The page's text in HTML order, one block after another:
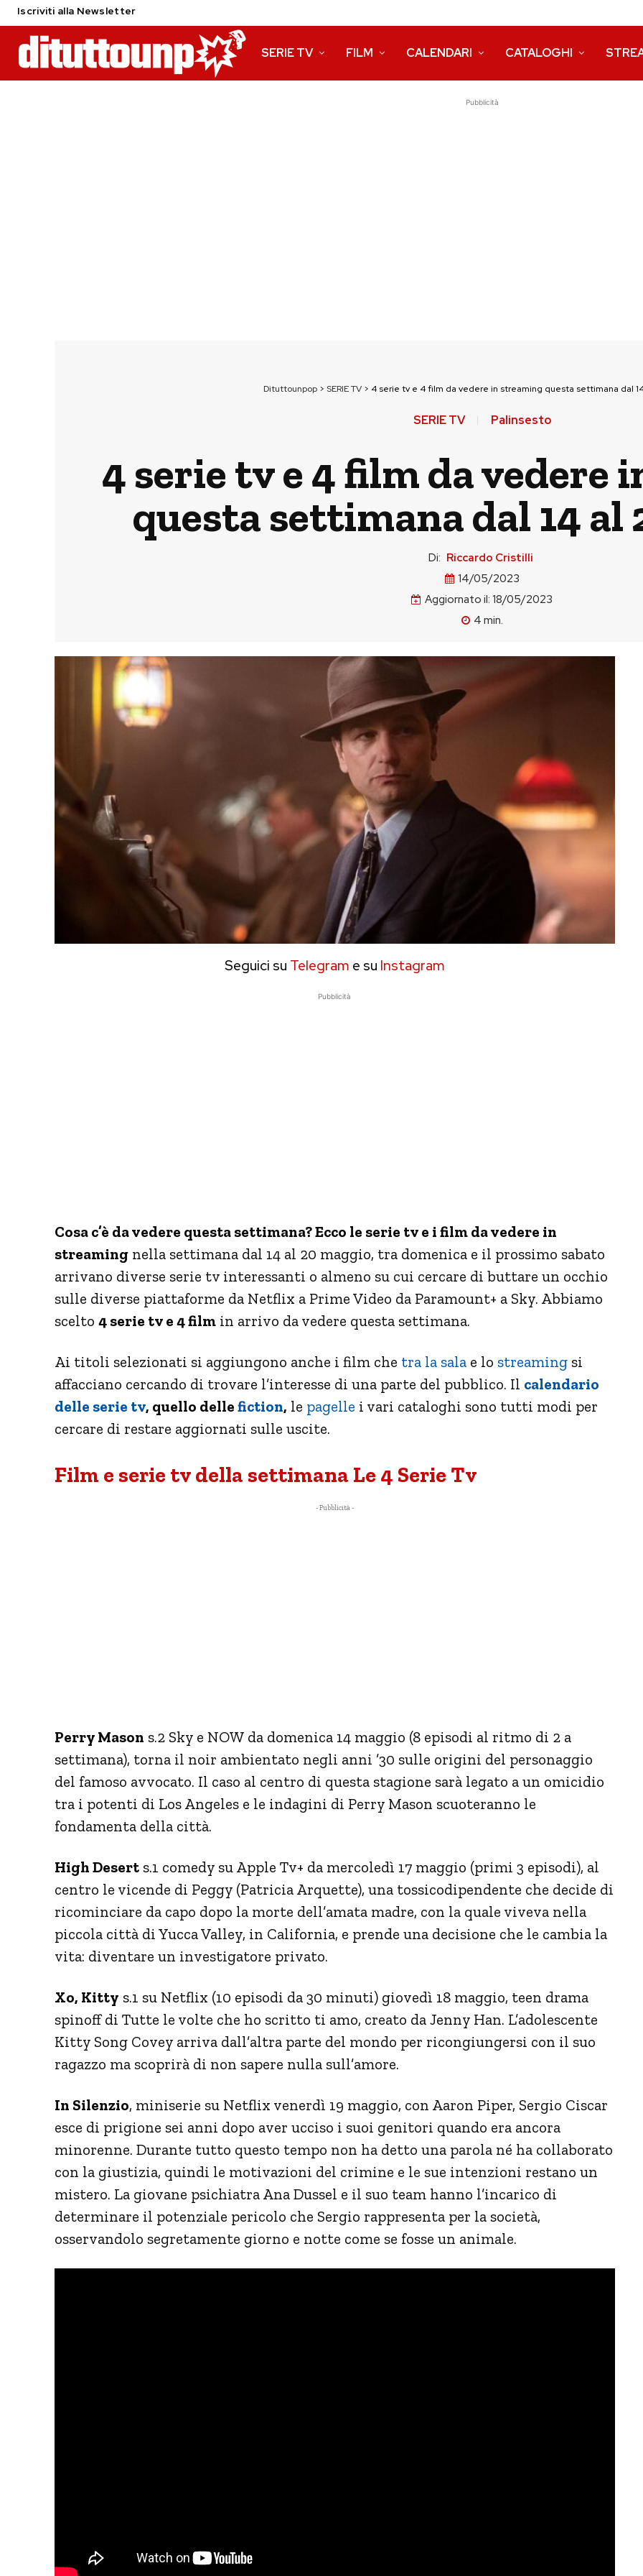
Iscriviti alla Newsletter
SERIE TV FILM CALENDARI CATALOGHI
Pubblicità
Dituttounpop > SERIE TV > 4 serie tv e 4 film da vedere in streaming questa settimana dal
SERIE TV Palinsesto
4 serie tv e 4 film da vedere
questa settimana dal 14 al
Di: Riccardo Cristilli
14/05/2023
Aggiornato il: 18/05/2023
4 min.
Seguici su Telegram e su Instagram
Pubblicità
Cosa c’è da vedere questa settimana? Ecco le serie tv e i film da vedere in
streaming nella settimana dal 14 al 20 maggio, tra domenica e il prossimo sabato
arrivano diverse serie tv interessanti o almeno su cui cercare di buttare un occhio
sulle diverse piattaforme da Netflix a Prime Video da Paramount+ a Sky. Abbiamo
scelto 4 serie tv e 4 film in arrivo da vedere questa settimana.
Ai titoli selezionati si aggiungono anche i film che tra la sala e lo streaming si
affacciano cercando di trovare l’interesse di una parte del pubblico. Il calendario
delle serie tv, quello delle fiction, le pagelle i vari cataloghi sono tutti modi per
cercare di restare aggiornati sulle uscite.
Film e serie tv della settimana Le 4 Serie Tv
- Pubblicità -
Perry Mason s.2 Sky e NOW da domenica 14 maggio (8 episodi al ritmo di 2 a
settimana), torna il noir ambientato negli anni ’30 sulle origini del personaggio
del famoso avvocato. Il caso al centro di questa stagione sarà legato a un omicidio
tra i potenti di Los Angeles e le indagini di Perry Mason scuoteranno le
fondamenta della città.
High Desert s.1 comedy su Apple Tv+ da mercoledì 17 maggio (primi 3 episodi), al
centro le vicende di Peggy (Patricia Arquette), una tossicodipendente che decide di
ricominciare da capo dopo la morte dell’amata madre, con la quale viveva nella
piccola città di Yucca Valley, in California, e prende una decisione che le cambia la
vita: diventare un investigatore privato.
Xo, Kitty s.1 su Netflix (10 episodi da 30 minuti) giovedì 18 maggio, teen drama
spinoff di Tutte le volte che ho scritto ti amo, creato da Jenny Han. L’adolescente
Kitty Song Covey arriva dall’altra parte del mondo per ricongiungersi con il suo
ragazzo ma scoprirà di non sapere nulla sull’amore.
In Silenzio, miniserie su Netflix venerdì 19 maggio, con Aaron Piper, Sergio Ciscar
esce di prigione sei anni dopo aver ucciso i suoi genitori quando era ancora
minorenne. Durante tutto questo tempo non ha detto una parola né ha collaborato
con la giustizia, quindi le motivazioni del crimine e le sue intenzioni restano un
mistero. La giovane psichiatra Ana Dussel e il suo team hanno l’incarico di
determinare il potenziale pericolo che Sergio rappresenta per la società,
osservandolo segretamente giorno e notte come se fosse un animale.